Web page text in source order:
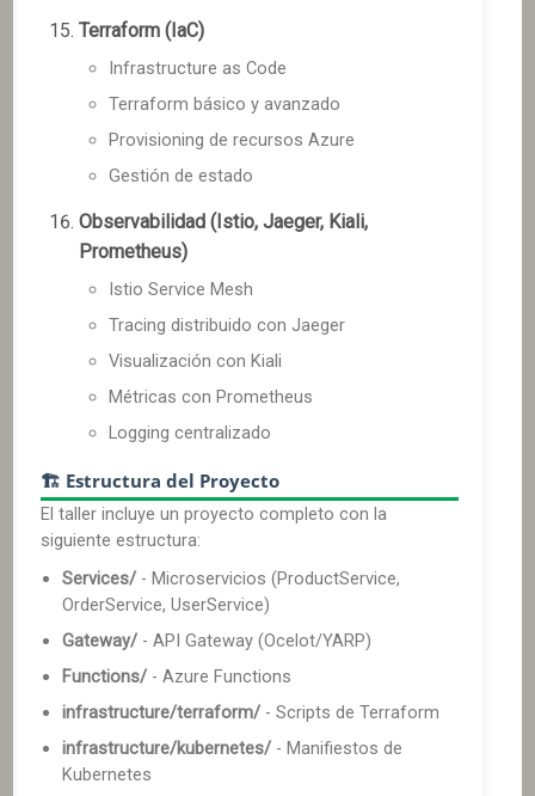
Terraform (IaC)
Infrastructure as Code
Terraform básico y avanzado
Provisioning de recursos Azure
Gestión de estado
Observabilidad (Istio, Jaeger, Kiali,
Prometheus)
Istio Service Mesh
Tracing distribuido con Jaeger
Visualización con Kiali
Métricas con Prometheus
Logging centralizado
🏗️ Estructura del Proyecto
El taller incluye un proyecto completo con la
siguiente estructura:
Services/ - Microservicios (ProductService,
OrderService, UserService)
Gateway/ - API Gateway (Ocelot/YARP)
Functions/ - Azure Functions
infrastructure/terraform/ - Scripts de Terraform
infrastructure/kubernetes/ - Manifiestos de
Kubernetes